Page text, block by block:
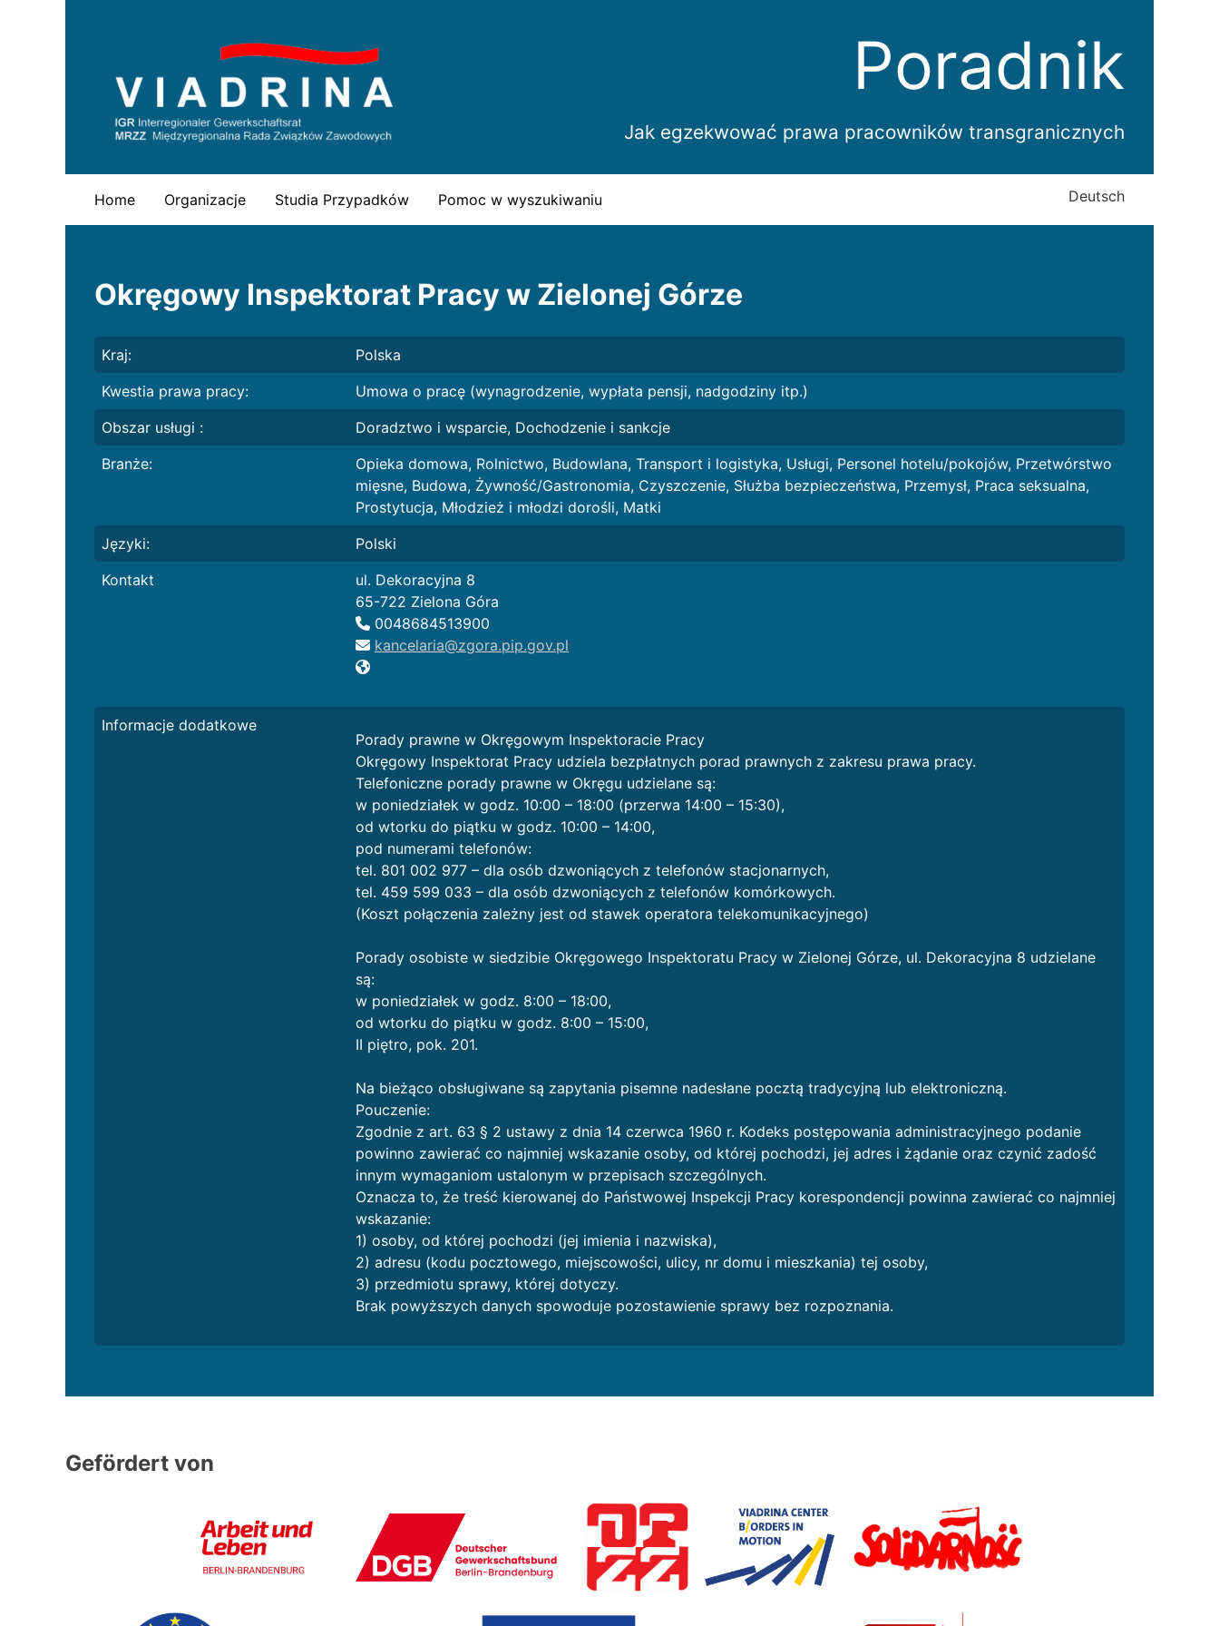
Poradnik
Jak egzekwować prawa pracowników transgranicznych
Home Organizacje Studia Przypadków Pomoc w wyszukiwaniu Deutsch
Okręgowy Inspektorat Pracy w Zielonej Górze
Kraj:
Polska
Kwestia prawa pracy:
Umowa o pracę (wynagrodzenie, wypłata pensji, nadgodziny itp.)
Obszar usługi :
Doradztwo i wsparcie, Dochodzenie i sankcje
Branże:
Opieka domowa, Rolnictwo, Budowlana, Transport i logistyka, Usługi, Personel hotelu/pokojów, Przetwórstwo
mięsne, Budowa, Żywność/Gastronomia, Czyszczenie, Służba bezpieczeństwa, Przemysł, Praca seksualna,
Prostytucja, Młodzież i młodzi dorośli, Matki
Języki:
Polski
Kontakt
ul. Dekoracyjna 8
65-722 Zielona Góra
0048684513900
kancelaria@zgora.pip.gov.pl
Informacje dodatkowe
Porady prawne w Okręgowym Inspektoracie Pracy
Okręgowy Inspektorat Pracy udziela bezpłatnych porad prawnych z zakresu prawa pracy.
Telefoniczne porady prawne w Okręgu udzielane są:
w poniedziałek w godz. 10:00 – 18:00 (przerwa 14:00 – 15:30),
od wtorku do piątku w godz. 10:00 – 14:00,
pod numerami telefonów:
tel. 801 002 977 – dla osób dzwoniących z telefonów stacjonarnych,
tel. 459 599 033 – dla osób dzwoniących z telefonów komórkowych.
(Koszt połączenia zależny jest od stawek operatora telekomunikacyjnego)
Porady osobiste w siedzibie Okręgowego Inspektoratu Pracy w Zielonej Górze, ul. Dekoracyjna 8 udzielane
są:
w poniedziałek w godz. 8:00 – 18:00,
od wtorku do piątku w godz. 8:00 – 15:00,
II piętro, pok. 201.
Na bieżąco obsługiwane są zapytania pisemne nadesłane pocztą tradycyjną lub elektroniczną.
Pouczenie:
Zgodnie z art. 63 § 2 ustawy z dnia 14 czerwca 1960 r. Kodeks postępowania administracyjnego podanie
powinno zawierać co najmniej wskazanie osoby, od której pochodzi, jej adres i żądanie oraz czynić zadość
innym wymaganiom ustalonym w przepisach szczególnych.
Oznacza to, że treść kierowanej do Państwowej Inspekcji Pracy korespondencji powinna zawierać co najmniej
wskazanie:
1) osoby, od której pochodzi (jej imienia i nazwiska),
2) adresu (kodu pocztowego, miejscowości, ulicy, nr domu i mieszkania) tej osoby,
3) przedmiotu sprawy, której dotyczy.
Brak powyższych danych spowoduje pozostawienie sprawy bez rozpoznania.
Gefördert von